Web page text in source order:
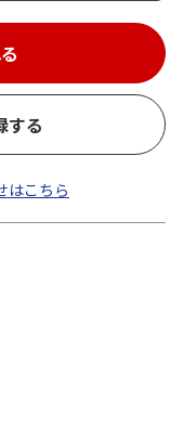
する
はこちら